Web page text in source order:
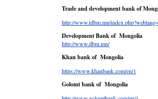
Trade and development bank of
http://www.tdbm.mn/
Development Bank of Mongolia
http://www.dbm.mn/
Khan bank of Mongolia
https://www.khanbank.com/en/1
Golomt bank of Mongolia